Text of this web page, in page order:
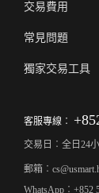
交易費用
常見問題
獨家交易工具
客服專線︰
交易日︰全日24
郵箱
WhatsApp︰+852